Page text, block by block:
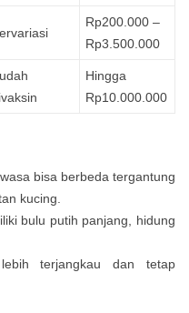
Rp200.000 –
Rp3.500.000
Hingga
Rp10.000.000
bisa berbeda tergantung
kucing.
bulu putih panjang, hidung
terjangkau dan tetap